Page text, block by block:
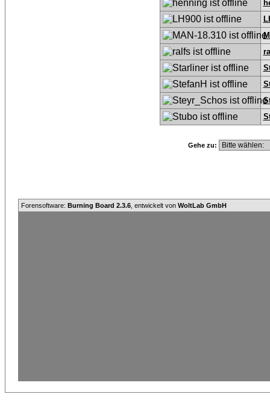
Gehe zu:
Forensoftware: Burning Board 2.3.6 , entwickelt von WoltLab GmbH